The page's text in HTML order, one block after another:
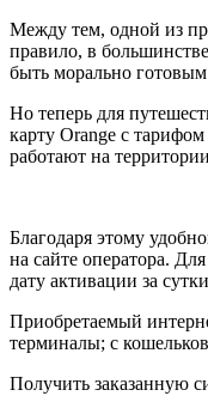
Между тем, одной из
правило, в
быть морально
Но теперь для
карту Orange с
работают на
Благодаря этому
на сайте оператора.
дату активации за
Приобретаемый
терминалы; с
Получить заказанную